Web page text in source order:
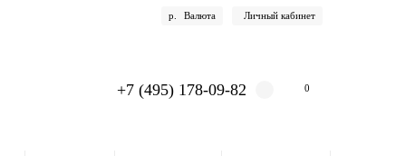
р. Валюта Личный кабинет
+7 (495) 178-09-82 0